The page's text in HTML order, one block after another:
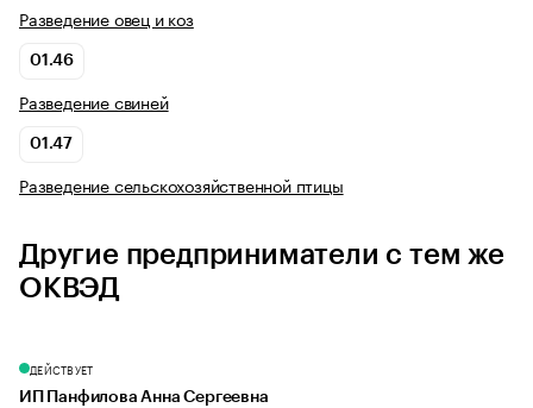
Разведение овец и коз
01.46
Разведение свиней
01.47
Разведение сельскохозяйственной птицы
Другие предприниматели с тем же
ОКВЭД
ДЕЙСТВУЕТ
ИП Панфилова Анна Сергеевна